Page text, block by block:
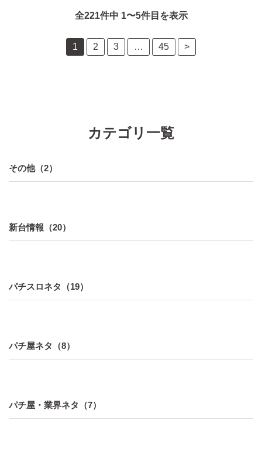
全221件中 1〜5件目を表示
1 2 3 … 45 >
カテゴリ一覧
その他（2）
新台情報（20）
パチスロネタ（19）
パチ屋ネタ（8）
パチ屋・業界ネタ（7）